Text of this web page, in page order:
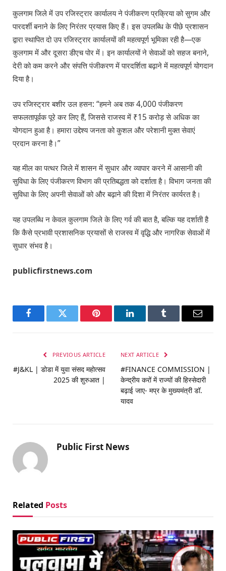
कुलगाम जिले में उप रजिस्ट्रार कार्यालय ने पंजीकरण प्रक्रिया को सुगम और
पारदर्शी बनाने के लिए निरंतर प्रयास किए हैं। इस उपलब्धि के पीछे प्रशासन
द्वारा स्थापित दो उप रजिस्ट्रार कार्यालयों की महत्वपूर्ण भूमिका रही है—एक
कुलगाम में और दूसरा डीएच पोर में। इन कार्यालयों ने सेवाओं को सहज बनाने,
देरी को कम करने और संपत्ति पंजीकरण में पारदर्शिता बढ़ाने में महत्वपूर्ण योगदान
दिया है।
उप रजिस्ट्रार बशीर उल हसन: “हमने अब तक 4,000 पंजीकरण
सफलतापूर्वक पूरे कर लिए हैं, जिससे राजस्व में ₹15 करोड़ से अधिक का
योगदान हुआ है। हमारा उद्देश्य जनता को कुशल और परेशानी मुक्त सेवाएं
प्रदान करना है।”
यह मील का पत्थर जिले में शासन में सुधार और व्यापार करने में आसानी की
सुविधा के लिए पंजीकरण विभाग की प्रतिबद्धता को दर्शाता है। विभाग जनता की
सुविधा के लिए अपनी सेवाओं को और बढ़ाने की दिशा में निरंतर कार्यरत है।
यह उपलब्धि न केवल कुलगाम जिले के लिए गर्व की बात है, बल्कि यह दर्शाती है
कि कैसे प्रभावी प्रशासनिक प्रयासों से राजस्व में वृद्धि और नागरिक सेवाओं में
सुधार संभव है।
publicfirstnews.com
FacebookTwitter Pinterest LinkedInTumblr Email
PREVIOUS ARTICLE
#J&KL | डोडा में युवा संसद महोत्सव
2025 की शुरुआत |
NEXT ARTICLE
#FINANCE COMMISSION |
केन्द्रीय करों में राज्यों की हिस्सेदारी
बढ़ाई जाए- मप्र के मुख्यमंत्री डॉ.
यादव
Public First News
Related Posts